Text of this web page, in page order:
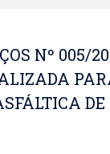
Nº 005/